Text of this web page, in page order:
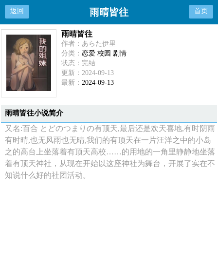
返回 雨晴皆往 首页
雨晴皆往
作者：あらた伊里
分类：恋爱 校园 剧情
状态：完结
更新：2024-09-13
最新：2024-09-13
雨晴皆往小说简介
又名:百合 とどのつまりの有顶天,最后还是欢天喜地,有时阴雨
有时晴,也无风雨也无晴,我们的有顶天在一片汪洋之中的小岛
之的高台上坐落着有顶天高校……的用地的一角里静静地坐落
着有顶天神社，从现在开始以这座神社为舞台，开展了实在不
知说什么好的社团活动。